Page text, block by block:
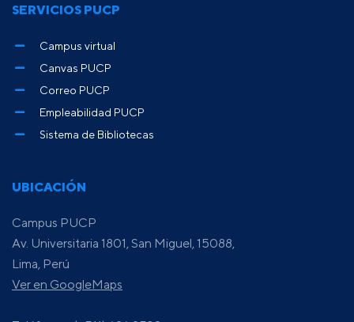
UBICACIÓN
Campus PUCP
Av. Universitaria 1801, San Miguel, 15088,
Lima, Perú
Ver en GoogleMaps
SERVICIOS PUCP
Campus virtual
Canvas PUCP
Correo PUCP
Empleabilidad PUCP
Sistema de Bibliotecas